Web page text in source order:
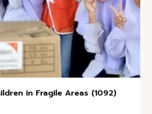
in Fragile Areas (1092)